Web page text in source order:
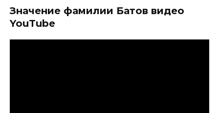
Значение фамилии Батов видео
YouTube